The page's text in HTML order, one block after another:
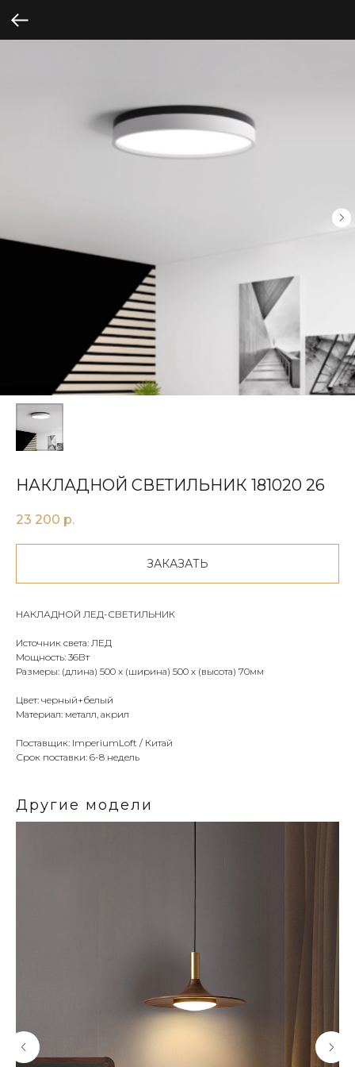
НАКЛАДНОЙ СВЕТИЛЬНИК 181020 26
23 200 р.
ЗАКАЗАТЬ
НАКЛАДНОЙ ЛЕД-СВЕТИЛЬНИК
Источник света: ЛЕД
Мощность: 36Вт
Размеры: (длина) 500 х (ширина) 500 х (высота) 70мм
Цвет: черный+белый
Материал: металл, акрил
Поставщик: ImperiumLoft / Китай
Срок поставки: 6-8 недель
Другие модели